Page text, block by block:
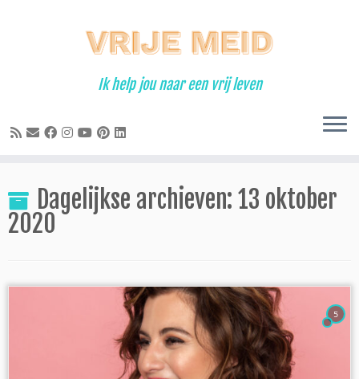
Ik help jou naar een vrij leven
Dagelijkse archieven: 13 oktober
2020
5